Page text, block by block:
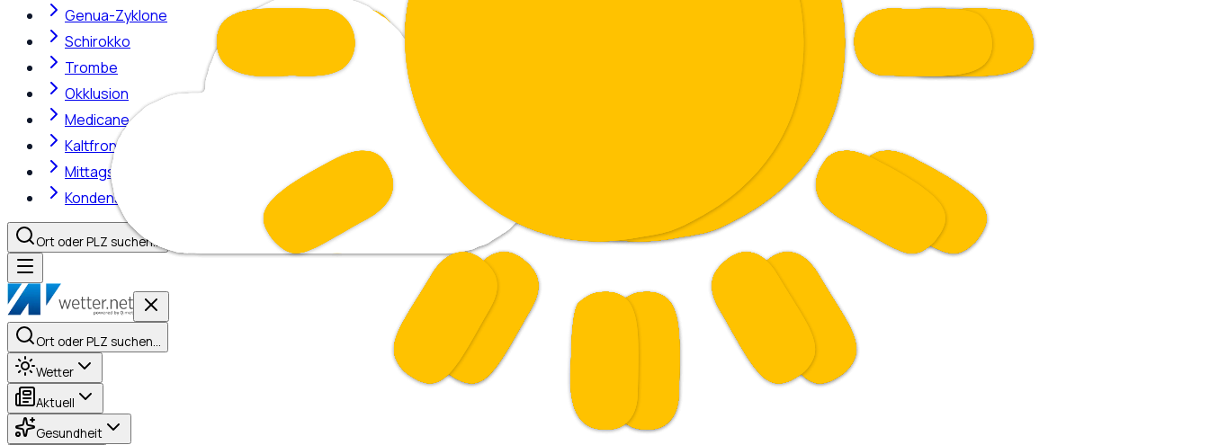
Genua-Zyklone
Schirokko
Trombe
Okklusion
Medicane
Kaltfront
Mittagshitze
Kondensstreifen
Ort oder PLZ suchen…
Ort oder PLZ suchen…
Wetter
Aktuell
Gesundheit